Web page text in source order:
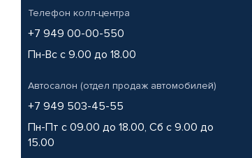
Телефон колл-центра
+7 949 00-00-550
Пн-Вс с 9.00 до 18.00
Автосалон (отдел продаж автомобилей)
+7 949 503-45-55
Пн-Пт с 09.00 до 18.00, Сб с 9.00 до
15.00